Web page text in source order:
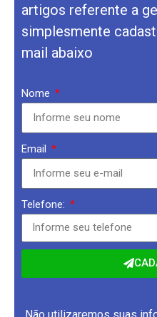
artigos referente a
simplesmente
mail abaixo
Nome
Email
Telefone: